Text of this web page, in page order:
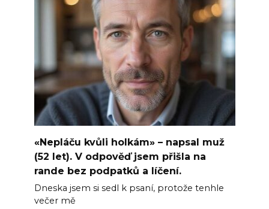
«Nepláču kvůli holkám» – napsal muž
(52 let). V odpověď jsem přišla na
rande bez podpatků a líčení.
Dneska jsem si sedl k psaní, protože tenhle
večer mě